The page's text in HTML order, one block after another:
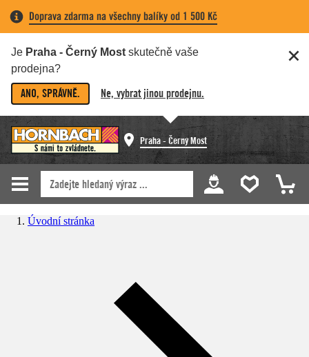
Doprava zdarma na všechny balíky od 1 500 Kč
Je Praha - Černý Most skutečně vaše
prodejna?
ANO, SPRÁVNĚ. Ne, vybrat jinou prodejnu.
Praha - Černý Most
Úvodní stránka